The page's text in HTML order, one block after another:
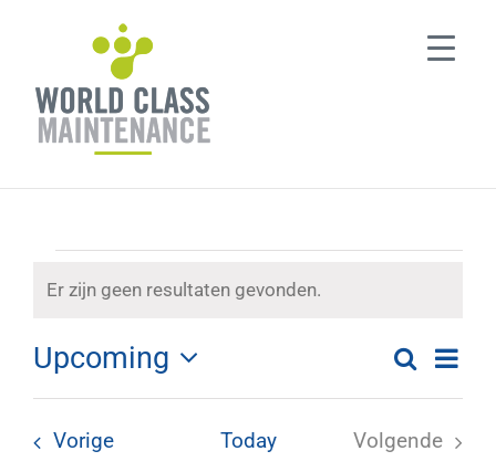
Evenementen
Notice
Er zijn geen resultaten gevonden.
Zoeken
Zoeken
List
Upcoming
Selecteer
een
datum
VorigeEvenementenToday
Volgende